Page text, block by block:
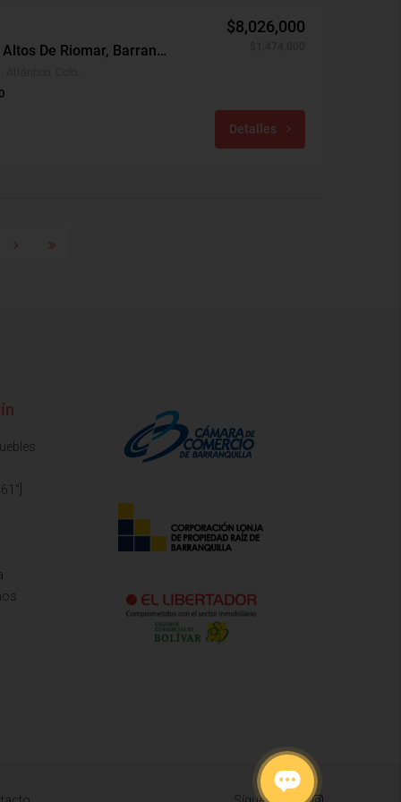
Apartamento Arriendo, Altos De Riomar, Barranquilla (30501)
$8,026,000
Detalles